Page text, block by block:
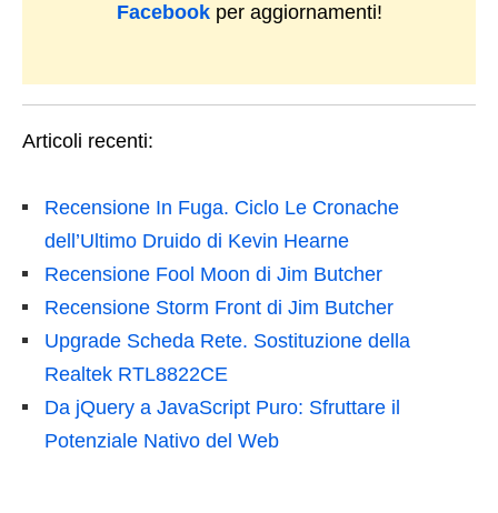
Facebookper aggiornamenti!
Articoli recenti:
Recensione In Fuga. Ciclo Le Cronache
dell’Ultimo Druido di Kevin Hearne
Recensione Fool Moon di Jim Butcher
Recensione Storm Front di Jim Butcher
Upgrade Scheda Rete. Sostituzione della
Realtek RTL8822CE
Da jQuery a JavaScript Puro: Sfruttare il
Potenziale Nativo del Web